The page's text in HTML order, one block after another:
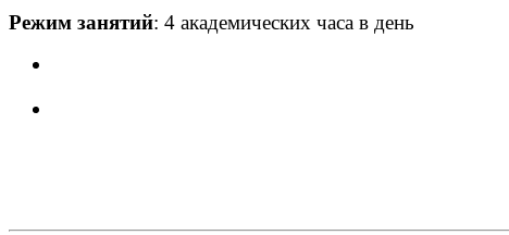
Режим занятий: 4 академических часа в день